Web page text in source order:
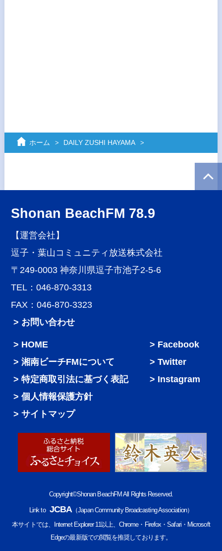
ホーム DAILY ZUSHI HAYAMA
Shonan BeachFM 78.9
【運営会社】
逗子・葉山コミュニティ放送株式会社
〒249-0003 神奈川県逗子市池子2-5-6
TEL：046-870-3313
FAX：046-870-3323
> お問い合わせ
HOME
湘南ビーチFMについて
特定商取引法に基づく表記
個人情報保護方針
サイトマップ
Facebook
Twitter
Instagram
Copyright©Shonan BeachFM All Rights Reserved.
Link to JCBA（Japan Community Broadcasting Association）
本サイトでは、Internet Explorer 11以上、Chrome・Firefox・Safari・Microsoft
Edgeの最新版での閲覧を推奨しております。